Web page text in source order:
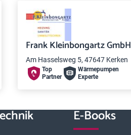
Frank Kleinbongartz
Am Hasselsweg 5, 47647 Kerken
Top
Partner
Wärme­pumpen
Experte
E-Books